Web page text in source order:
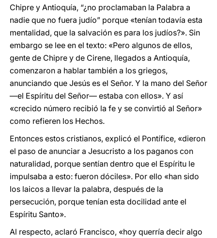
Chipre y Antioquía, “¿no proclamaban la Palabra a
nadie que no fuera judío” porque «tenían todavía esta
mentalidad, que la salvación es para los judíos?». Sin
embargo se lee en el texto: «Pero algunos de ellos,
gente de Chipre y de Cirene, llegados a Antioquía,
comenzaron a hablar también a los griegos,
anunciando que Jesús es el Señor. Y la mano del Señor
—el Espíritu del Señor— estaba con ellos». Y así
«crecido número recibió la fe y se convirtió al Señor»
como refieren los Hechos.
Entonces estos cristianos, explicó el Pontífice, «dieron
el paso de anunciar a Jesucristo a los paganos con
naturalidad, porque sentían dentro que el Espíritu le
impulsaba a esto: fueron dóciles». Por ello «han sido
los laicos a llevar la palabra, después de la
persecución, porque tenían esta docilidad ante el
Espíritu Santo».
Al respecto, aclaró Francisco, «hoy querría decir algo